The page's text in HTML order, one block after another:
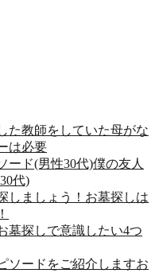
教師をしていた母がな
は必要
僕の友人
代)
お墓探しは
墓探しで意識したい4つ
お